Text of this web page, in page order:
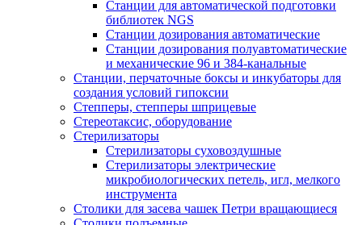
Станции для автоматической подготовки
библиотек NGS
Станции дозирования автоматические
Станции дозирования полуавтоматические
и механические 96 и 384-канальные
Станции, перчаточные боксы и инкубаторы для
создания условий гипоксии
Степперы, степперы шприцевые
Стереотаксис, оборудование
Стерилизаторы
Стерилизаторы суховоздушные
Стерилизаторы электрические
микробиологических петель, игл, мелкого
инструмента
Столики для засева чашек Петри вращающиеся